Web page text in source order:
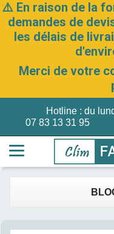
⚠️ En raison de la
demandes de
les délais de
Merci de votre
07 83 13 31 95
Hotline : du